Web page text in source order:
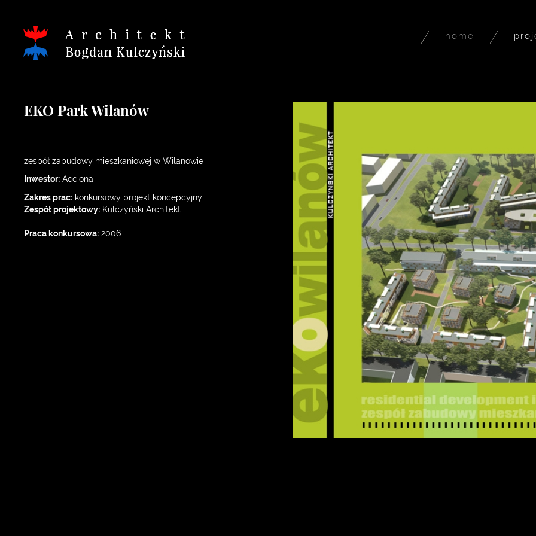
home
EKO Park Wilanów
zespół zabudowy mieszkaniowej w Wilanowie
Inwestor: Acciona
Zakres prac: konkursowy projekt koncepcyjny
Zespół projektowy: Kulczyński Architekt
Praca konkursowa: 2006